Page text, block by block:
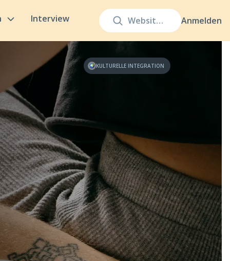
Anmelden
Interview
KULTURELLE INTEGRATION